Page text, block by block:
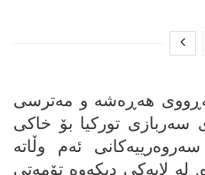
هه‌ڕه‌شه‌ و مه‌ترسی
سه‌ربازی تورکیا بۆ خاکی
ئه‌م وڵاته‌
له‌ لایه‌کی دیکه‌وه‌ تۆمه‌تی